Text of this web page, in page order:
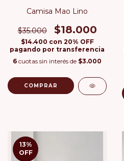
Camisa Mao Lino
$35.000 $18.000
$14.400 con 20% OFF
pagando por transferencia
6 cuotas sin interés de $3.000
COMPRAR
13%
OFF